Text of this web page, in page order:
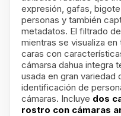
expresión, gafas,
personas y también
metadatos. El filtrado
mientras se visualiza
caras con
cámarsa dahua integra
usada en gran variedad
identificación de
cámaras. Incluye dos
rostro con cámaras